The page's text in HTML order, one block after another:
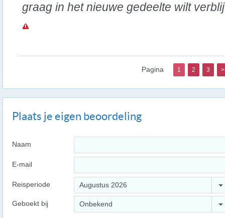
graag in het nieuwe gedeelte wilt
Pagina 1 2 3 >
Plaats je eigen beoordeling
Naam
E-mail
Reisperiode Augustus 2026
Geboekt bij Onbekend